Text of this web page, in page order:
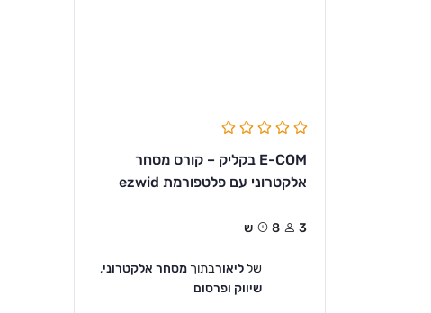
E-COM בקליק – קורס מסחר
אלקטרוני עם פלטפורמת ezwid
3 8ש
שלליאורבתוך מסחר אלקטרוני,
שיווק ופרסום